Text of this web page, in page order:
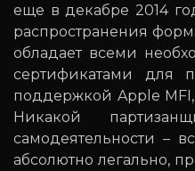
еще в декабре 2014
распространения
обладает всеми
сертификатами для
поддержкой Apple MFI,
Никакой
самодеятельности –
абсолютно легально,